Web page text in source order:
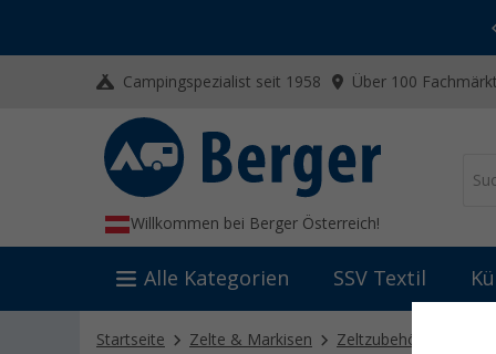
Campingspezialist seit 1958 Über 100
Willkommen bei Berger Österreich!
Alle Kategorien SSV Textil
Startseite Zelte & Markisen Zeltzubehör